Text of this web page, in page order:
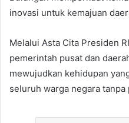
inovasi untuk kemajuan
Melalui Asta Cita Presiden
pemerintah pusat dan
mewujudkan kehidupan
seluruh warga negara